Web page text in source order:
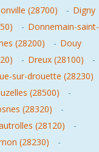
(28700)
- Digny
- Donnemain-saint-
(28200)
- Douy
- Dreux (28100)
-
sur-drouette (28230)
(28500)
-
(28320)
-
(28120)
-
(28230)
-